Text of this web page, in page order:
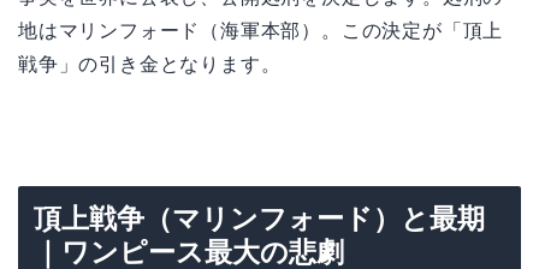
地はマリンフォード（海軍本部）。この決定が「頂上
戦争」の引き金となります。
頂上戦争（マリンフォード）と最期
｜ワンピース最大の悲劇